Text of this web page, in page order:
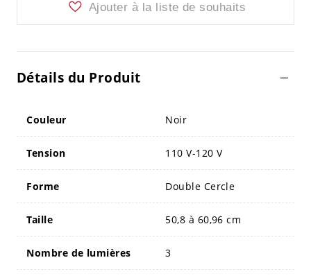
Ajouter à la liste de souhaits
Détails du Produit
Couleur Noir
Tension 110 V-120 V
Forme Double Cercle
Taille 50,8 à 60,96 cm
Nombre de lumières 3